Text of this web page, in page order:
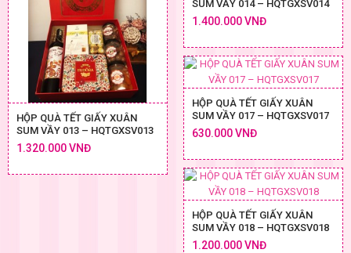
HỘP QUÀ TẾT GIẤY XUÂN
SUM VẦY 013 – HQTGXSV013
1.320.000 VNĐ
SUM VẦY 014 – HQTGXSV014
1.400.000 VNĐ
HỘP QUÀ TẾT GIẤY XUÂN
SUM VẦY 017 – HQTGXSV017
630.000 VNĐ
HỘP QUÀ TẾT GIẤY XUÂN
SUM VẦY 018 – HQTGXSV018
1.200.000 VNĐ